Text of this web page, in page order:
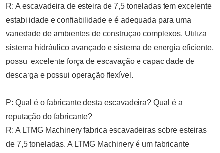
R: A escavadeira de esteira de 7,5 toneladas tem excelente
estabilidade e confiabilidade e é adequada para uma
variedade de ambientes de construção complexos. Utiliza
sistema hidráulico avançado e sistema de energia eficiente,
possui excelente força de escavação e capacidade de
descarga e possui operação flexível.
P: Qual é o fabricante desta escavadeira? Qual é a
reputação do fabricante?
R: A LTMG Machinery fabrica escavadeiras sobre esteiras
de 7,5 toneladas. A LTMG Machinery é um fabricante